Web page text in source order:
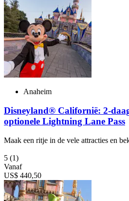
Anaheim
Disneyland® Californië: 2-
optionele Lightning Lane Pass
Maak een ritje in de vele attracties en
5 (1)
Vanaf
US$ 440,50